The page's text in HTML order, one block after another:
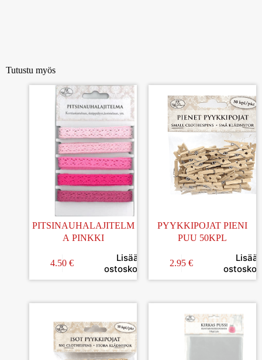
Tutustu myös
PITSINAUHALAJITELM
A PINKKI
4.50 €
Lisää
ostoskoriin
PYYKKIPOJAT PIENI
PUU 50KPL
2.95 €
Lisää